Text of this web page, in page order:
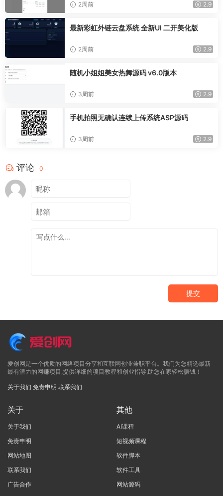
2周前 2.9
最新彩虹外链云盘系统 全新UI 二开美化版
2周前 2.9
随机小姐姐美女热舞源码 v6.0版本
3周前 2.9
手机拍照无确认连续上传系统ASP源码
3周前 2.9
评论 0
提交
爱创网是一个优质的网络项目分享和互联网创业兼职平台。我们为您精选最新
最有潜力的网赚项目,提供详细的项目教程和创业指导,助您在家轻松赚钱！
关于我们 免责申明 联系我们
关于
关于我们
免责申明
网站地图
联系我们
广告合作
其他
AI课程
短视频课程
软件脚本
软件工具
网站源码